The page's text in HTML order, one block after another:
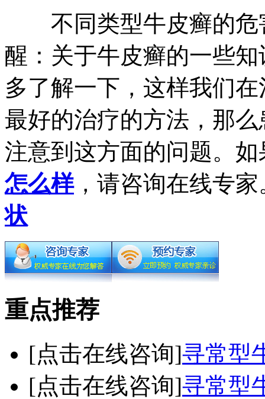
不同类型牛皮癣的危
醒：关于牛皮癣的一些
多了解一下，这样我们
最好的治疗的方法，那
注意到这方面的问题。
怎么样，请咨询在线专
状
重点推荐
[点击在线咨询]寻常型
[点击在线咨询]寻常型